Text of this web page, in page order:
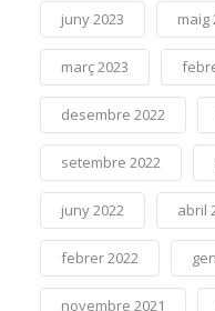
juny 2023 maig
març 2023
desembre 2022
setembre 2022
juny 2022 abril
febrer 2022
novembre 2021